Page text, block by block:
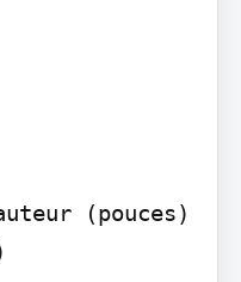
(pouces)